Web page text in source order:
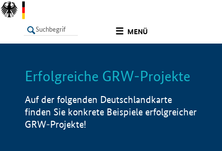
MENÜ
LISTE Info
Erfolgreiche GRW-Projekte
Auf der folgenden Deutschlandkarte
finden Sie konkrete Beispiele erfolgreicher
GRW-Projekte!